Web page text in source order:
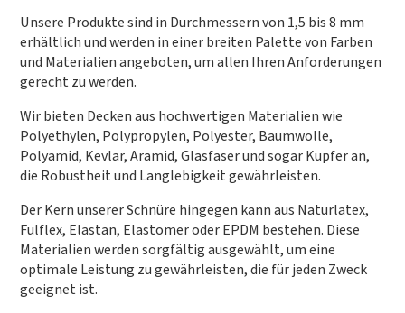
Unsere Produkte sind in Durchmessern von 1,5 bis 8 mm
erhältlich und werden in einer breiten Palette von Farben
und Materialien angeboten, um allen Ihren Anforderungen
gerecht zu werden.
Wir bieten Decken aus hochwertigen Materialien wie
Polyethylen, Polypropylen, Polyester, Baumwolle,
Polyamid, Kevlar, Aramid, Glasfaser und sogar Kupfer an,
die Robustheit und Langlebigkeit gewährleisten.
Der Kern unserer Schnüre hingegen kann aus Naturlatex,
Fulflex, Elastan, Elastomer oder EPDM bestehen. Diese
Materialien werden sorgfältig ausgewählt, um eine
optimale Leistung zu gewährleisten, die für jeden Zweck
geeignet ist.